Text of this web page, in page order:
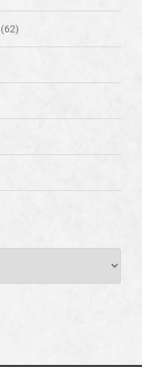
(62)